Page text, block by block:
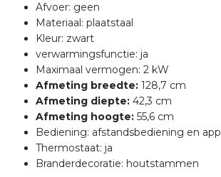
Afvoer: geen
Materiaal: plaatstaal
Kleur: zwart
verwarmingsfunctie: ja
Maximaal vermogen: 2 kW
Afmeting breedte: 128,7 cm
Afmeting diepte: 42,3 cm
Afmeting hoogte: 55,6 cm
Bediening: afstandsbediening en app
Thermostaat: ja
Branderdecoratie: houtstammen